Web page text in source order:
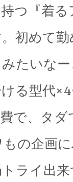
つ『着
初めて
たいな
る型代
で、タ
の企画
ライ出